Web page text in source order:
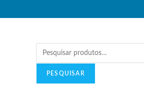
Pesquisar
por:
PESQUISAR